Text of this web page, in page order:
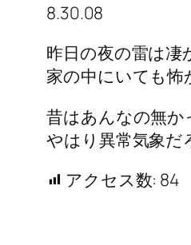
8.30.08
昨日の夜の雷は凄
家の中にいても怖
昔はあんなの無か
やはり異常気象だ
アクセス数: 84